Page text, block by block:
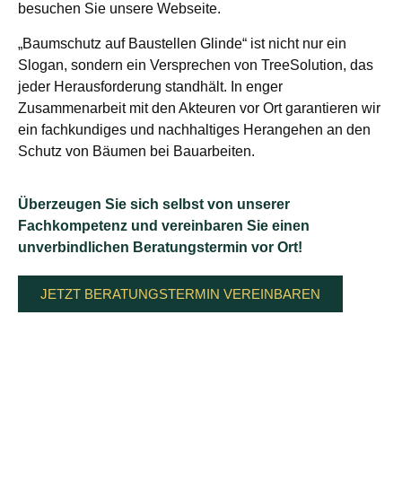
besuchen Sie unsere Webseite.
„Baumschutz auf Baustellen Glinde“ ist nicht nur ein
Slogan, sondern ein Versprechen von TreeSolution, das
jeder Herausforderung standhält. In enger
Zusammenarbeit mit den Akteuren vor Ort garantieren wir
ein fachkundiges und nachhaltiges Herangehen an den
Schutz von Bäumen bei Bauarbeiten.
Überzeugen Sie sich selbst von unserer
Fachkompetenz und vereinbaren Sie einen
unverbindlichen Beratungstermin vor Ort!
JETZT BERATUNGSTERMIN VEREINBAREN